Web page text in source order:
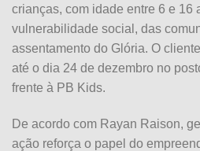
crianças, com idade entre 6 e 16
vulnerabilidade social, das
assentamento do Glória. O
até o dia 24 de dezembro no
frente à PB Kids.
De acordo com Rayan Raison,
ação reforça o papel do